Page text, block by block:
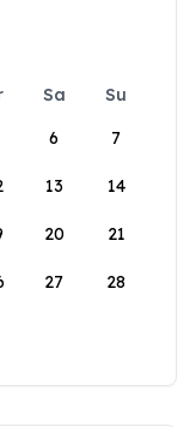
Sa
Su
6 7
13 14
20 21
27 28